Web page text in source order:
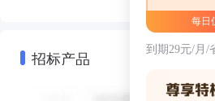
招标产品
每日
到期29元/月/